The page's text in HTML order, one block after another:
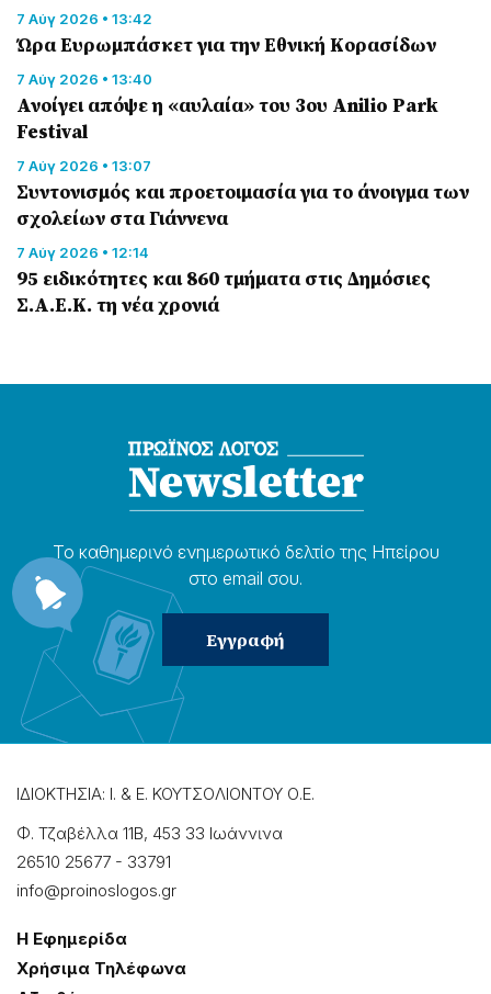
7 Αύγ 2026 • 13:42
Ώρα Ευρωμπάσκετ για την Εθνική Κορασίδων
7 Αύγ 2026 • 13:40
Ανοίγει απόψε η «αυλαία» του 3ου Anilio Park
Festival
7 Αύγ 2026 • 13:07
Συντονισμός και προετοιμασία για το άνοιγμα των
σχολείων στα Γιάννενα
7 Αύγ 2026 • 12:14
95 ειδικότητες και 860 τμήματα στις Δημόσιες
Σ.Α.Ε.Κ. τη νέα χρονιά
Το καθημερɩνό ενημερωτɩκό δελτίο της Ηπείρου
στο email σου.
ΙΔΙΟΚΤΗΣΙΑ: Ι. & Ε. ΚΟΥΤΣΟΛΙΟΝΤΟΥ Ο.Ε.
Φ. Τζαβέλλα 11Β, 453 33 Ιωάννɩνα
26510 25677 - 33791
info@proinoslogos.gr
Η Εφημερίδα
Χρήσɩμα Τηλέφωνα